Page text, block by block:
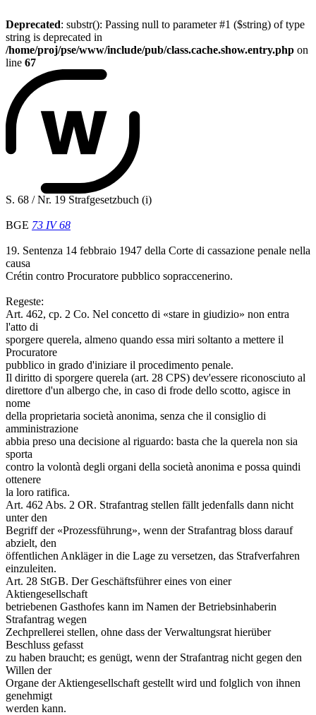
Deprecated: substr(): Passing null to parameter #1 ($string) of type
string is deprecated in
/home/proj/pse/www/include/pub/class.cache.show.entry.php on
line 67
S. 68 / Nr. 19 Strafgesetzbuch (i)
BGE 73 IV 68
19. Sentenza 14 febbraio 1947 della Corte di cassazione penale nella
causa
Crétin contro Procuratore pubblico sopraccenerino.
Regeste:
Art. 462, cp. 2 Co. Nel concetto di «stare in giudizio» non entra
l'atto di
sporgere querela, almeno quando essa miri soltanto a mettere il
Procuratore
pubblico in grado d'iniziare il procedimento penale.
Il diritto di sporgere querela (art. 28 CPS) dev'essere riconosciuto al
direttore d'un albergo che, in caso di frode dello scotto, agisce in
nome
della proprietaria società anonima, senza che il consiglio di
amministrazione
abbia preso una decisione al riguardo: basta che la querela non sia
sporta
contro la volontà degli organi della società anonima e possa quindi
ottenere
la loro ratifica.
Art. 462 Abs. 2 OR. Strafantrag stellen fällt jedenfalls dann nicht
unter den
Begriff der «Prozessführung», wenn der Strafantrag bloss darauf
abzielt, den
öffentlichen Ankläger in die Lage zu versetzen, das Strafverfahren
einzuleiten.
Art. 28 StGB. Der Geschäftsführer eines von einer
Aktiengesellschaft
betriebenen Gasthofes kann im Namen der Betriebsinhaberin
Strafantrag wegen
Zechprellerei stellen, ohne dass der Verwaltungsrat hierüber
Beschluss gefasst
zu haben braucht; es genügt, wenn der Strafantrag nicht gegen den
Willen der
Organe der Aktiengesellschaft gestellt wird und folglich von ihnen
genehmigt
werden kann.